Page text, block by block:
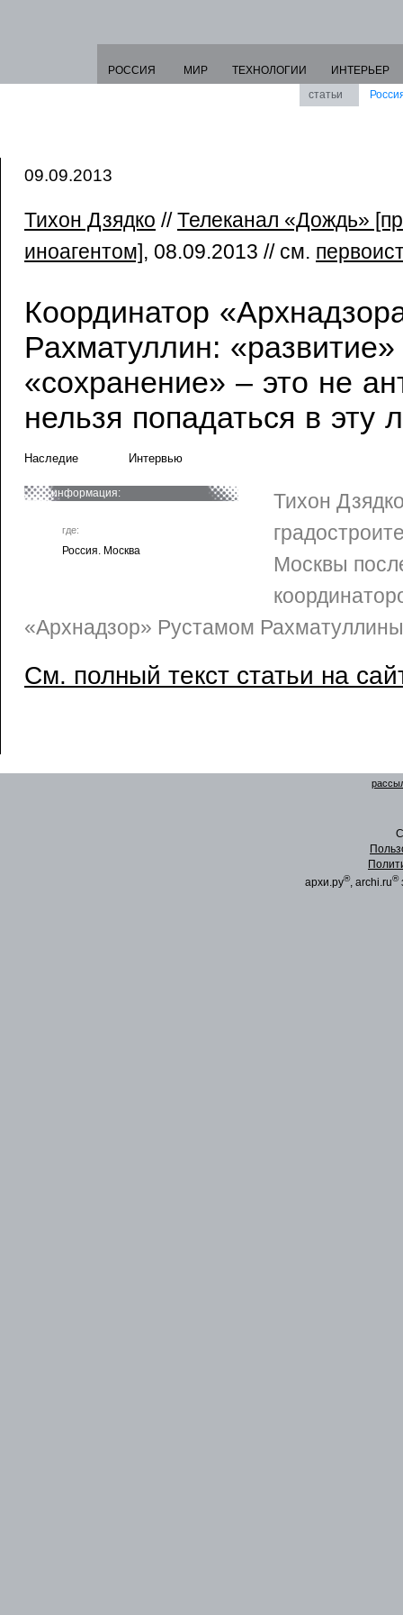
РОССИЯ МИР ТЕХНОЛОГИИ
ИНТЕРЬЕР
статьи
09.09.2013
Тихон Дзядко //Телеканал «Дождь»
иноагентом], 08.09.2013 // см.
Координатор
Рахматуллин:
«сохранение» – это не
нельзя попадаться в эту
Наследие Интервью
информация:
где:
Россия. Москва
Тихон
Москвы
«Архнадзор» Рустамом
См. полный текст статьи на
архи.ру®, archi.ru®